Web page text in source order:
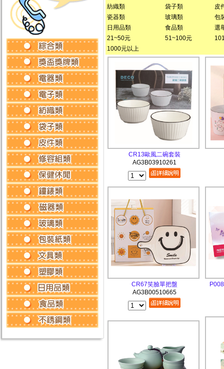
紡織類
袋子類
皮
瓷器類
玻璃類
包
日用品類
食品類
選
21~50元
51~100元
1000元以上
CR13歐風二碗套裝
AG3B03910261
CR67笑臉單把盤
AG3B00510665